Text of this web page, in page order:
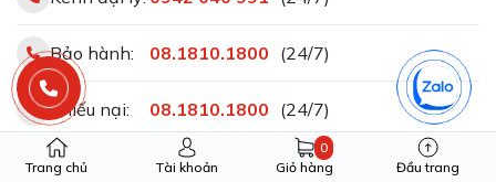
Trang chủ Tài khoản Giỏ hàng
0
Đầu trang
Bảo hành: 08.1810.1800 (24/7)
Khiếu nại: 08.1810.1800 (24/7)
Kết nối với chúng tôi